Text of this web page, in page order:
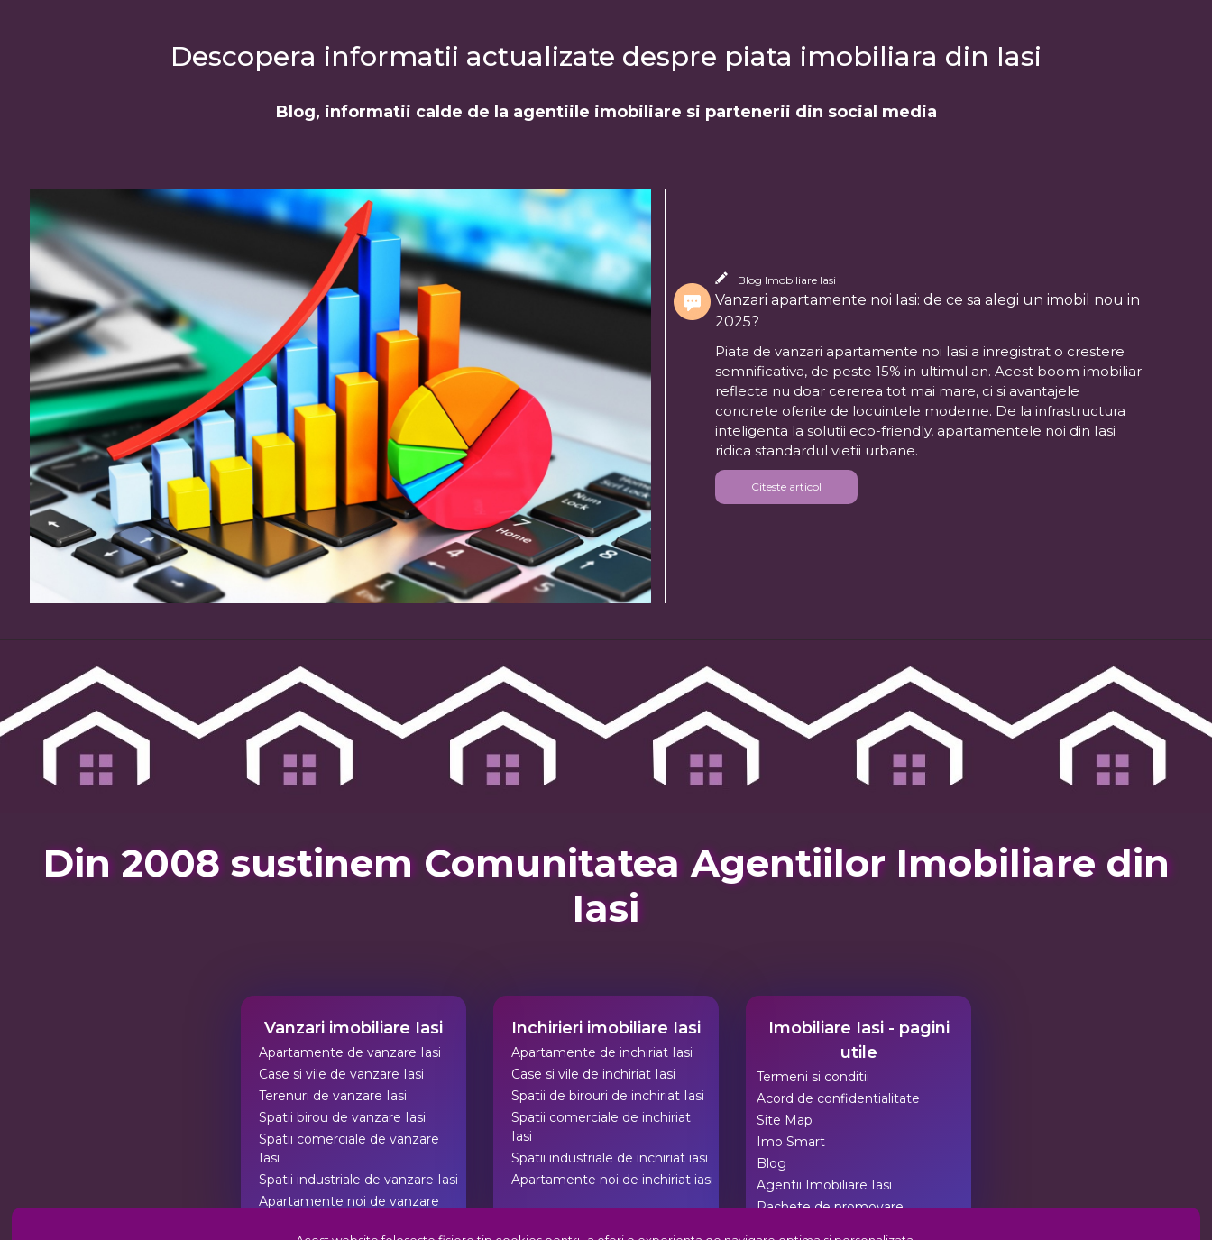
Descopera informatii actualizate despre piata imobiliara din Iasi
Blog, informatii calde de la agentiile imobiliare si partenerii din social media
Blog Imobiliare Iasi
Vanzari apartamente noi Iasi: de ce sa alegi un imobil nou in
2025?
Piata de vanzari apartamente noi Iasi a inregistrat o crestere
semnificativa, de peste 15% in ultimul an. Acest boom imobiliar
reflecta nu doar cererea tot mai mare, ci si avantajele
concrete oferite de locuintele moderne. De la infrastructura
inteligenta la solutii eco-friendly, apartamentele noi din Iasi
ridica standardul vietii urbane.
Citeste articol
Din 2008 sustinem Comunitatea Agentiilor Imobiliare din
Iasi
Vanzari imobiliare Iasi
Apartamente de vanzare Iasi
Case si vile de vanzare Iasi
Terenuri de vanzare Iasi
Spatii birou de vanzare Iasi
Spatii comerciale de vanzare
Iasi
Spatii industriale de vanzare Iasi
Apartamente noi de vanzare
Inchirieri imobiliare Iasi
Apartamente de inchiriat Iasi
Case si vile de inchiriat Iasi
Spatii de birouri de inchiriat Iasi
Spatii comerciale de inchiriat
Iasi
Spatii industriale de inchiriat iasi
Apartamente noi de inchiriat iasi
Imobiliare Iasi - pagini
utile
Termeni si conditii
Acord de confidentialitate
Site Map
Imo Smart
Blog
Agentii Imobiliare Iasi
Pachete de promovare